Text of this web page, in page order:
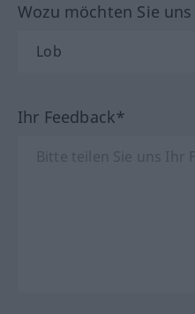
Wozu möchten Sie
Ihr Feedback*